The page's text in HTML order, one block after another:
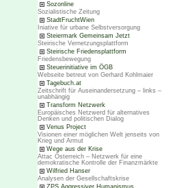
Sozonline
Sozialistische Zeitung
StadtFruchtWien
Iniative für urbane Selbstversorgung
Steiermark Gemeinsam Jetzt
Steirische Vernetzungsplattform
Steirische Friedensplattform
Friedensbewegung
Steuerinitiative im ÖGB
Webseite betreut von Gerhard Kohlmaier
Tagebuch.at
Zeitschrift für Auseinandersetzung – links –
unabhängig
Transform Netzwerk
Europäisches Netzwerd für alternatives
Denken und politischen Dialog
Venus Project
Visionen einer möglichen Welt jenseits von
Krieg und Armut
Wege aus der Krise
Attac Österreich – Netzwerk für eine
demokratische Kontrolle der Finanzmärkte
Wilfried Hanser
Analysen der Gesellschaftskrise
ZPS Aggressiver Humanismus